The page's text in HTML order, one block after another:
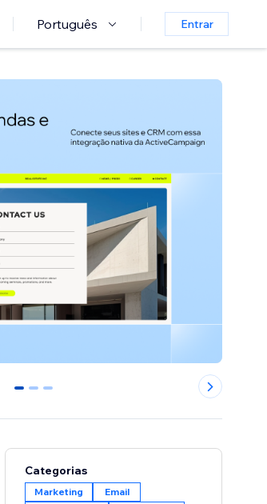
Português Entrar
0 1 2
Categorias
Marketing
Email